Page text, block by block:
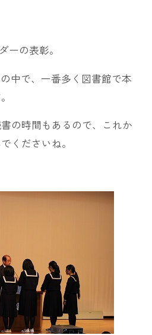
ーの表彰。
中で、一番多く図書館で本
の時間もあるので、これか
くださいね。